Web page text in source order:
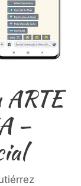
ARTE
–